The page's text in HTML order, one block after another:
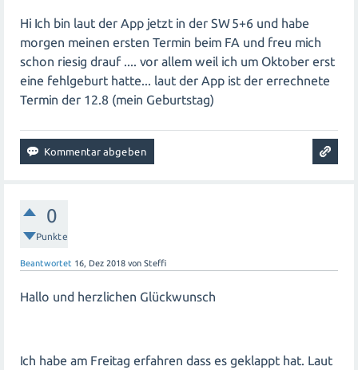
Hi Ich bin laut der App jetzt in der SW 5+6 und habe
morgen meinen ersten Termin beim FA und freu mich
schon riesig drauf .... vor allem weil ich um Oktober erst
eine fehlgeburt hatte... laut der App ist der errechnete
Termin der 12.8 (mein Geburtstag)
0
Punkte
Beantwortet 16, Dez 2018 von Steffi
Hallo und herzlichen Glückwunsch
Ich habe am Freitag erfahren dass es geklappt hat. Laut